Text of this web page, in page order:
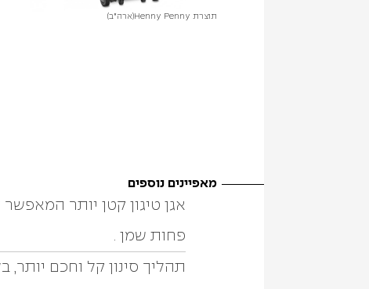
תוצרת Henny Penny (ארה"ב)
מאפיינים נוספים
פחות שמן .
תהליך סינון קל וחכם